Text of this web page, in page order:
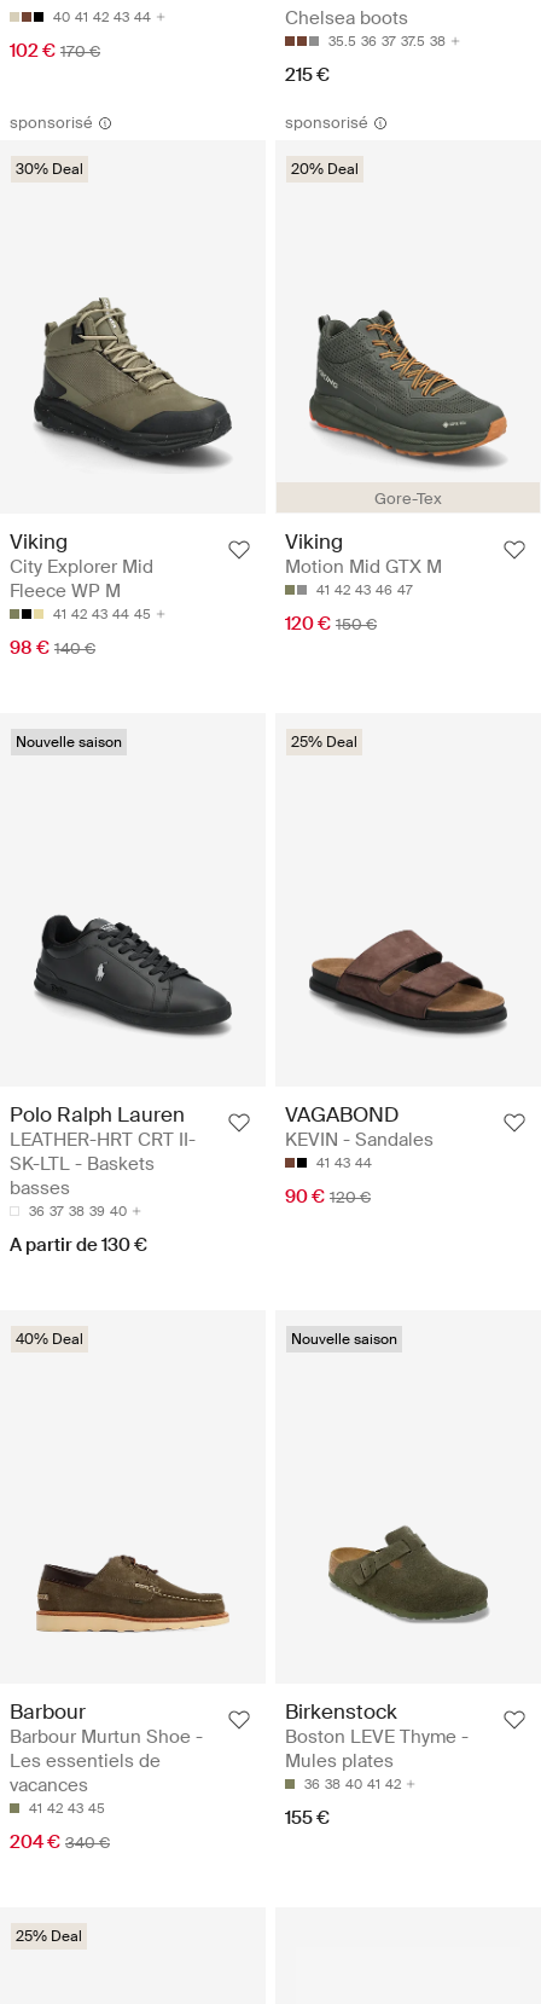
40 41 42 43 44
102 € 170 €
Chelsea boots
35.5 36 37 37.5 38
215 €
sponsorisé
30% Deal
Viking
City Explorer Mid
Fleece WP M
41 42 43 44 45
98 € 140 €
sponsorisé
Gore-Tex
20% Deal
Viking
Motion Mid GTX M
41 42 43 46 47
120 € 150 €
Nouvelle saison
Polo Ralph Lauren
LEATHER-HRT CRT II-
SK-LTL - Baskets
basses
36 37 38 39 40
A partir de 130 €
25% Deal
VAGABOND
KEVIN - Sandales
41 43 44
90 € 120 €
40% Deal
Barbour
Barbour Murtun Shoe -
Les essentiels de
vacances
41 42 43 45
204 € 340 €
Nouvelle saison
Birkenstock
Boston LEVE Thyme -
Mules plates
36 38 40 41 42
155 €
25% Deal